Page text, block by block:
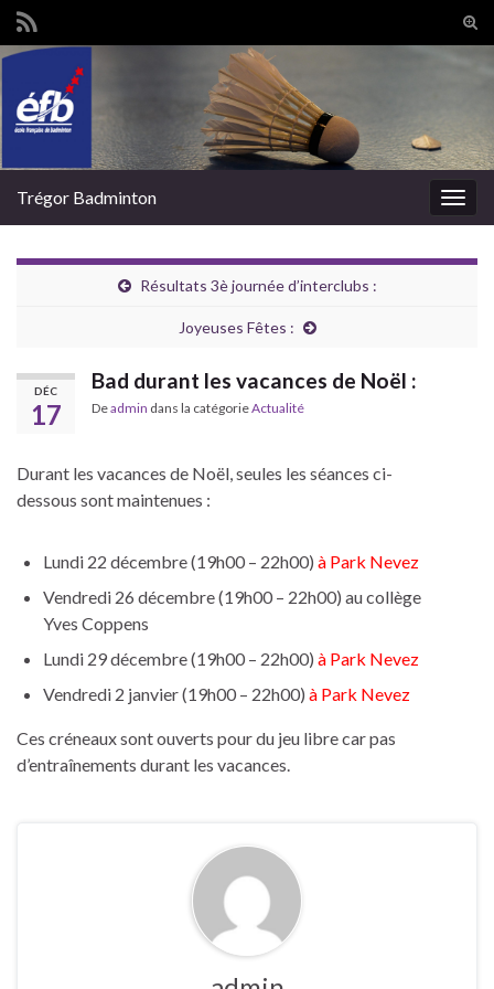
Trégor Badminton
Résultats 3è journée d’interclubs :
Joyeuses Fêtes :
DÉC
17
Bad durant les vacances de Noël :
Deadmin dans la catégorieActualité
Durant les vacances de Noël, seules les séances ci-
dessous sont maintenues :
Lundi 22 décembre (19h00 – 22h00) à Park Nevez
Vendredi 26 décembre (19h00 – 22h00) au collège
Yves Coppens
Lundi 29 décembre (19h00 – 22h00) à Park Nevez
Vendredi 2 janvier (19h00 – 22h00) à Park Nevez
Ces créneaux sont ouverts pour du jeu libre car pas
d’entraînements durant les vacances.